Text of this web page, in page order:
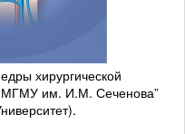
хирургической
им. И.М. Сеченова”